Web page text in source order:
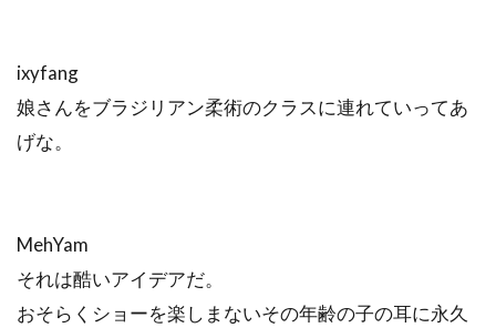
ixyfang
娘さんをブラジリアン柔術のクラスに連れていってあ
げな。
MehYam
それは酷いアイデアだ。
おそらくショーを楽しまないその年齢の子の耳に永久